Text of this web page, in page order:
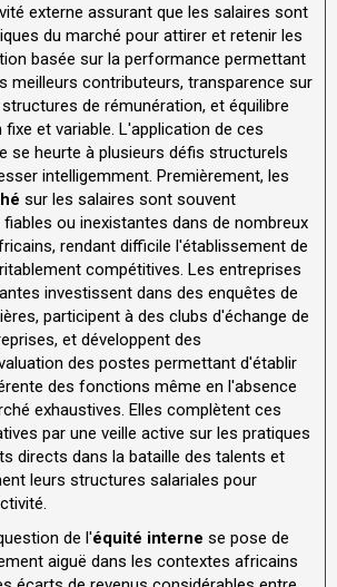
externe assurant que les salaires sont
du marché pour attirer et retenir les
basée sur la performance permettant
meilleurs contributeurs, transparence sur
de rémunération, et équilibre
et variable. L'application de ces
se heurte à plusieurs défis structurels
intelligemment. Premièrement, les
sur les salaires sont souvent
ou inexistantes dans de nombreux
rendant difficile l'établissement de
compétitives. Les entreprises
investissent dans des enquêtes de
participent à des clubs d'échange de
et développent des
des postes permettant d'établir
des fonctions même en l'absence
exhaustives. Elles complètent ces
par une veille active sur les pratiques
directs dans la bataille des talents et
leurs structures salariales pour
de l'équité interne se pose de
aiguë dans les contextes africains